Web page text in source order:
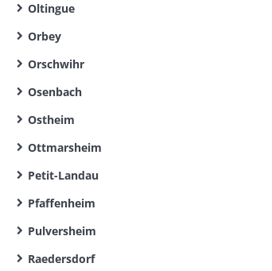
Oltingue
Orbey
Orschwihr
Osenbach
Ostheim
Ottmarsheim
Petit-Landau
Pfaffenheim
Pulversheim
Raedersdorf